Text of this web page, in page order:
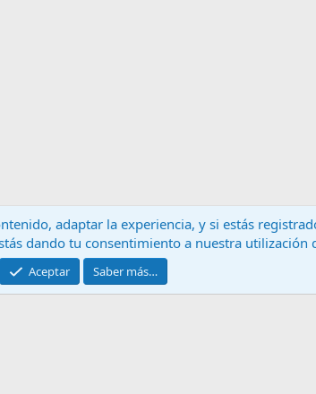
Contáctanos
by XenForo® © 2010-2024 XenForo Ltd.
adaptar la experiencia, y si estás
dando tu consentimiento a nuestra utilización
Aceptar Saber más…